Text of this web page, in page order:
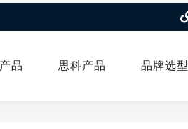
品 思科产品 品牌选型